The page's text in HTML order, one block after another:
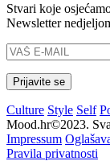
Stvari koje
Newsletter
Culture Style Self
Mood.hr©2023.
Impressum
Pravila privatnosti